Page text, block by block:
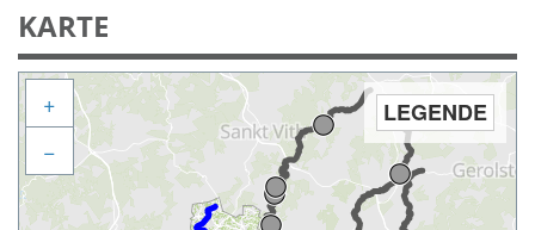
KARTE
LEGENDE
+
−